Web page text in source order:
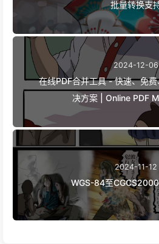
批量转换支
2024-12-06
在线PDF合并工具 - 快速、免
决方案 | Online PDF
2024-11-12
WGS-84至